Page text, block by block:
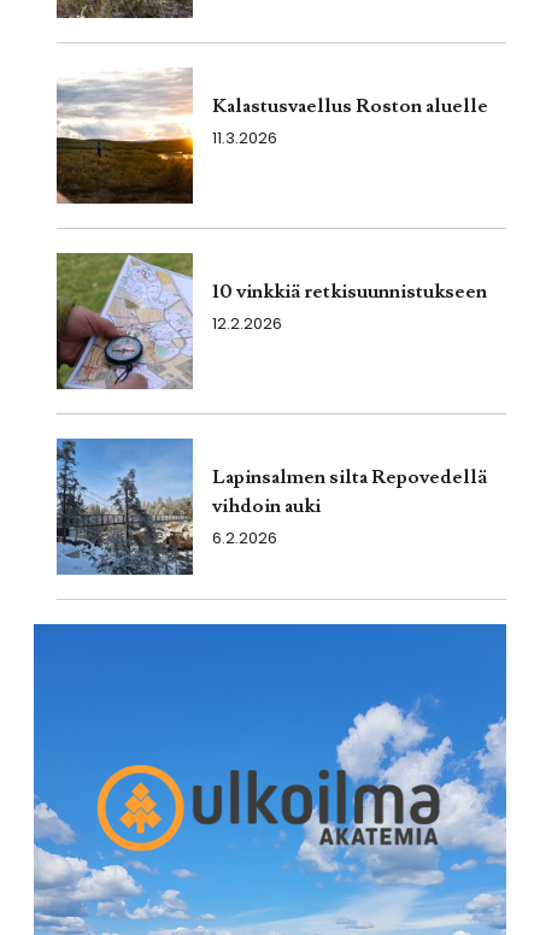
Kalastusvaellus Roston aluelle
11.3.2026
10 vinkkiä retkisuunnistukseen
12.2.2026
Lapinsalmen silta Repovedellä
vihdoin auki
6.2.2026